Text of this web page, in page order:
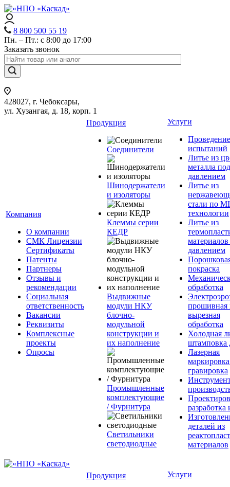
8 800 500 55 19
Пн. – Пт.: с 8:00 до 17:00
Заказать звонок
428027, г. Чебоксары,
ул. Хузангая, д. 18, корп. 1
Компания
О компании
СМК Лицензии
Сертификаты
Патенты
Партнеры
Отзывы и
рекомендации
Социальная
ответственность
Вакансии
Реквизиты
Комплексные
проекты
Опросы
Продукция
Соединители
Шинодержатели
и изоляторы
Клеммы серии
КЕДР
Выдвижные
модули НКУ
блочно-
модульной
конструкции и
их наполнение
Промышленные
комплектующие
/ Фурнитура
Светильники
светодиодные
Услуги
Проведение
испытаний
Литье из
металла под
давлением
Литье из
стали по
технологии
Литье из
давлением
покраска
обработка
прошивная
вырезная
обработка
Холодная
штамповка
Лазерная
гравировка
разработка
деталей из
материалов
Продукция
Услуги